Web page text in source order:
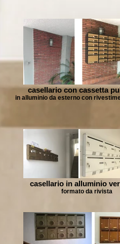
casellario con cassetta
in alluminio da esterno con
casellario in alluminio
formato da rivista